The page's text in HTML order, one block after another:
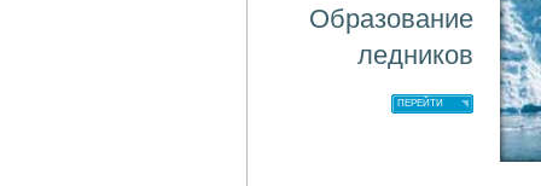
Образование
ледников
ПЕРЕЙТИ